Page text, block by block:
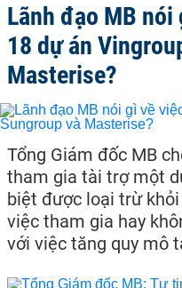
Lãnh đạo MB
18 dự án
Masterise?
Tổng Giám đốc MB
tham gia tài trợ một
biệt được loại trừ
việc tham gia hay
với việc tăng quy mô